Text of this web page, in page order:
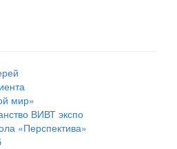
мир»
ВИВТ экспо
«Перспектива»